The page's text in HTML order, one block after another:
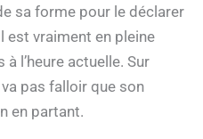
sa forme pour le déclarer
est vraiment en pleine
l’heure actuelle. Sur
pas falloir que son
en partant.